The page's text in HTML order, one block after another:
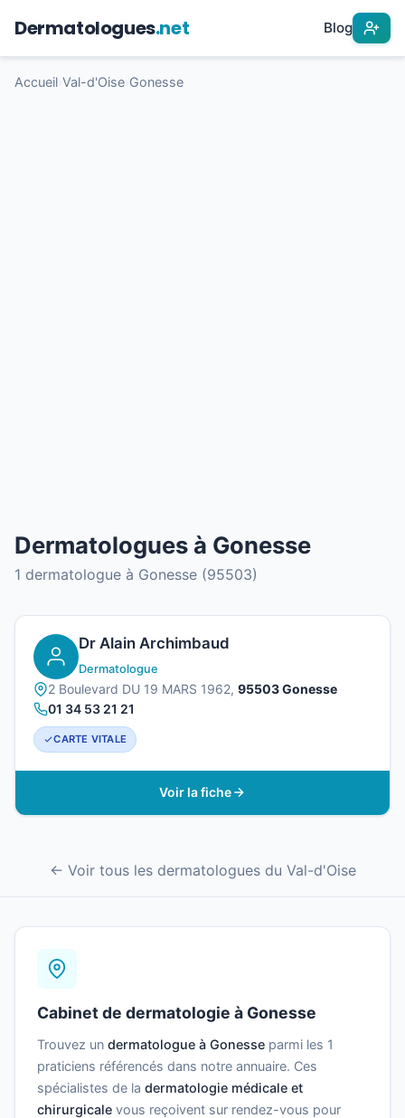
Dermatologues.net Blog
Accueil Val-d'Oise Gonesse
Dermatologues à Gonesse
1 dermatologue à Gonesse (95503)
Dr Alain Archimbaud
Dermatologue
2 Boulevard DU 19 MARS 1962, 95503 Gonesse
01 34 53 21 21
CARTE VITALE
Voir la fiche
← Voir tous les dermatologues du Val-d'Oise
Cabinet de dermatologie à Gonesse
Trouvez un dermatologue à Gonesse parmi les 1
praticiens référencés dans notre annuaire. Ces
spécialistes de la dermatologie médicale et
chirurgicale vous reçoivent sur rendez-vous pour